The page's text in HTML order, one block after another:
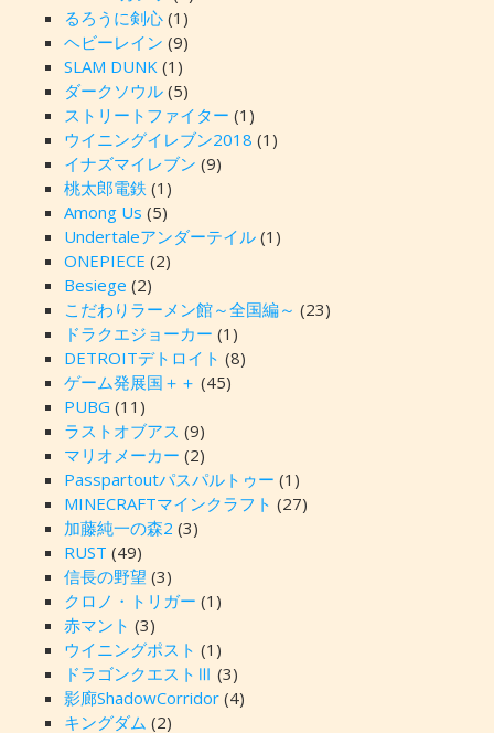
るろうに剣心(1)
ヘビーレイン (9)
SLAM DUNK (1)
ダークソウル(5)
ストリートファイター (1)
ウイニングイレブン2018 (1)
イナズマイレブン (9)
桃太郎電鉄 (1)
Among Us (5)
Undertaleアンダーテイル(1)
ONEPIECE (2)
Besiege (2)
こだわりラーメン館～全国編～ (23)
ドラクエジョーカー (1)
DETROITデトロイト (8)
ゲーム発展国＋＋ (45)
PUBG (11)
ラストオブアス (9)
マリオメーカー (2)
Passpartoutパスパルトゥー (1)
MINECRAFTマインクラフト (27)
加藤純一の森2 (3)
RUST (49)
信長の野望 (3)
クロノ・トリガー (1)
赤マント (3)
ウイニングポスト (1)
ドラゴンクエストⅢ (3)
影廊ShadowCorridor(4)
キングダム (2)